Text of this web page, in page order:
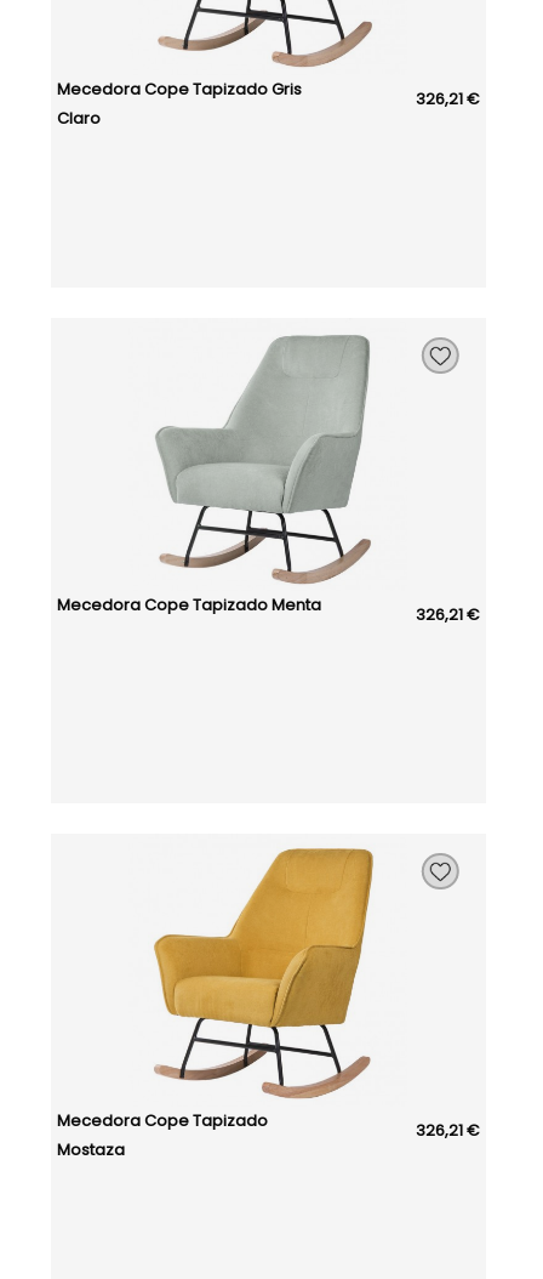
Mecedora Cope Tapizado Gris
Claro
326,21 €
Mecedora Cope Tapizado Menta 326,21 €
Mecedora Cope Tapizado
Mostaza
326,21 €